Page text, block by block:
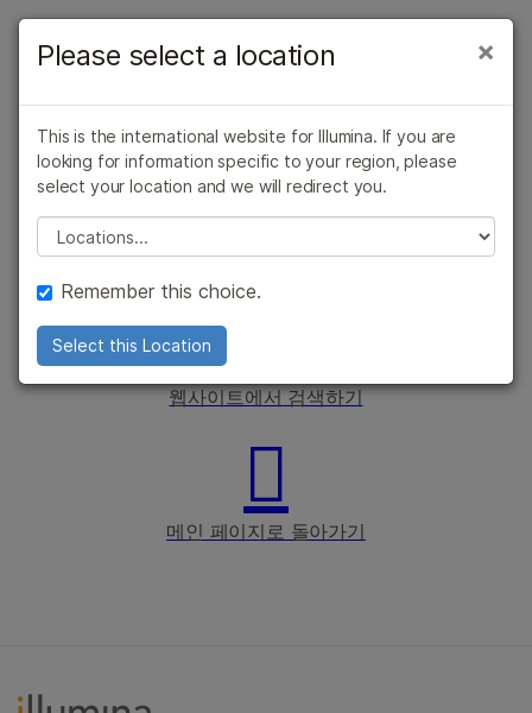
학습
지원
추천 링크
귀하의 지역에서는 이
콘텐츠가 제공되지 않습니다.
아래 링크 중 하나를 선택해 주세요.
웹사이트에서 검색하기
메인 페이지로 돌아가기
×
Please select a location
This is the international website for Illumina. If you are
looking for information specific to your region, please
select your location and we will redirect you.
Please select a location
Remember this choice.
Select this Location
있습니다. 주요 관심 분야를 선택해 주세요:
×
암 연구
미생물학 연구
농업유전체학 연구
복합 질환 연구
임상 종양학 연구
생식 보건 연구
유전 및 희귀 질환